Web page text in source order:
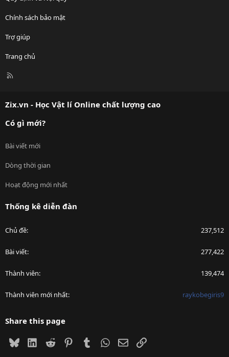
Chính sách bảo mật
Trợ giúp
Trang chủ
R
Zix.vn - Học Vật lí Online chất lượng cao
Có gì mới?
Bài viết mới
Dòng thời gian
Hoạt động mới nhất
Thống kê diễn đàn
Chủ đề 237,512
Bài viết 277,422
Thành viên 139,474
Thành viên mới nhất raykobegiris9
Share this page
BlueskyLinkedIn
Reddit PinterestTumblrWhatsApp
EmailLink